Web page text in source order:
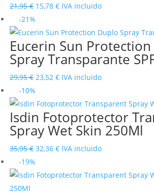
21,95€ El
original
era:
21,95 €.
15,78 €El
actual
es:
15,78 €.
IVA incluido
-21%
Eucerin Sun
Spray Transparante
29,95€ El
original
era:
29,95 €.
23,52 €El
actual
es:
23,52 €.
IVA incluido
-10%
Isdin Fotoprotector
Spray Wet Skin 250Ml
35,95€ El
original
32,36 €El
actual
IVA incluido
-19%